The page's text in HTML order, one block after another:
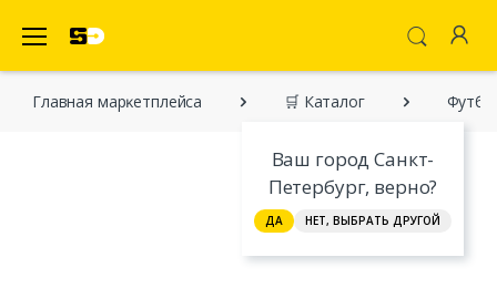
Ваш город Санкт-
Петербург, верно?
ДА НЕТ, ВЫБРАТЬ ДРУГОЙ
Главная марĸетплейса 🛒 Каталог